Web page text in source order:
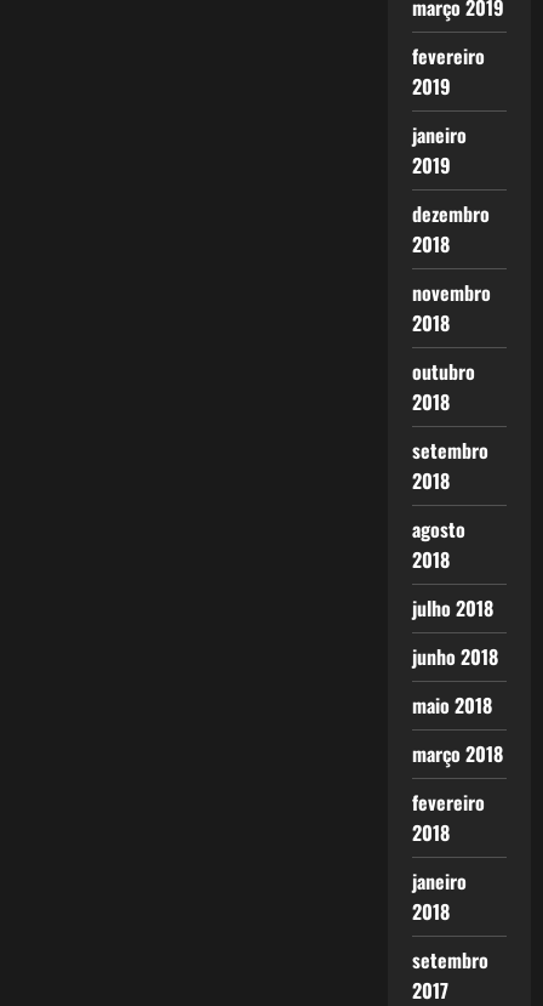
março 2019
fevereiro
2019
janeiro
2019
dezembro
2018
novembro
2018
outubro
2018
setembro
2018
agosto
2018
julho 2018
junho 2018
maio 2018
março 2018
fevereiro
2018
janeiro
2018
setembro
2017